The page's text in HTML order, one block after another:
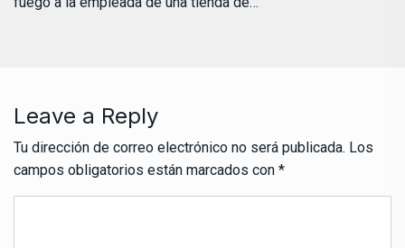
Leave a Reply
Tu dirección de correo electrónico no será publicada. Los
campos obligatorios están marcados con *